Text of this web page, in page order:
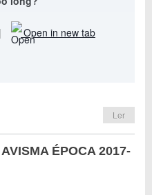
| Open in new tab
Ler
ÉPOCA 2017-